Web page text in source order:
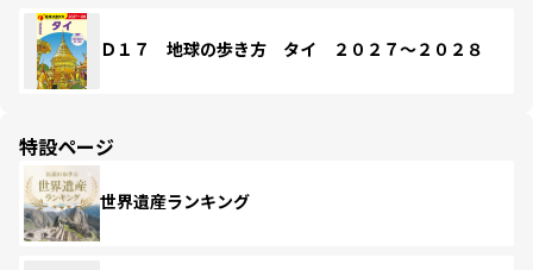
Ｄ１７ 地球の歩き方 タイ ２０２７～２０２８
特設ページ
世界遺産ランキング